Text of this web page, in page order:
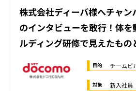
株式会社ディーバ様へチャン
のインタビューを敢行！体を
ルディング研修で見えたもの
目的 チームビ
対象 新入社員